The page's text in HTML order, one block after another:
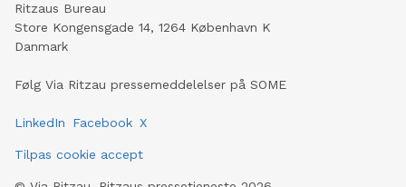
Ritzaus Bureau
Store Kongensgade 14, 1264 København K
Danmark
Følg Via Ritzau pressemeddelelser på SOME
LinkedIn Facebook X
Tilpas cookie accept